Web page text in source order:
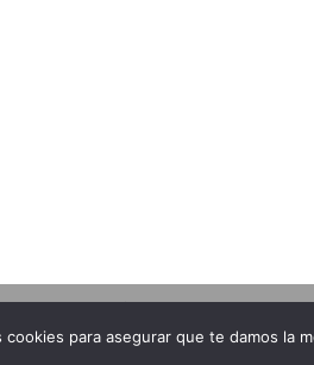
cookies para asegurar que te damos la